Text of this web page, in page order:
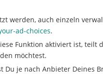
werden, auch einzeln
ad-choices.
Funktion aktiviert ist,
möchtest.
je nach Anbieter Deines